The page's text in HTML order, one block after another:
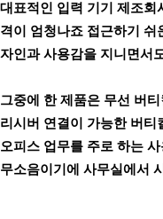
대표적인 입력 기기 제조회
격이 엄청나죠 접근하기 쉬
자인과 사용감을 지니면서
그중에 한 제품은 무선 버
리시버 연결이 가능한 버
오피스 업무를 주로 하는
무소음이기에 사무실에서